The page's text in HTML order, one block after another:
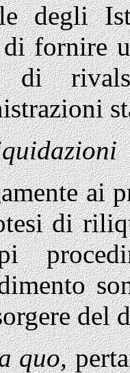
degli
fornire
di
ai
di
del
quo,